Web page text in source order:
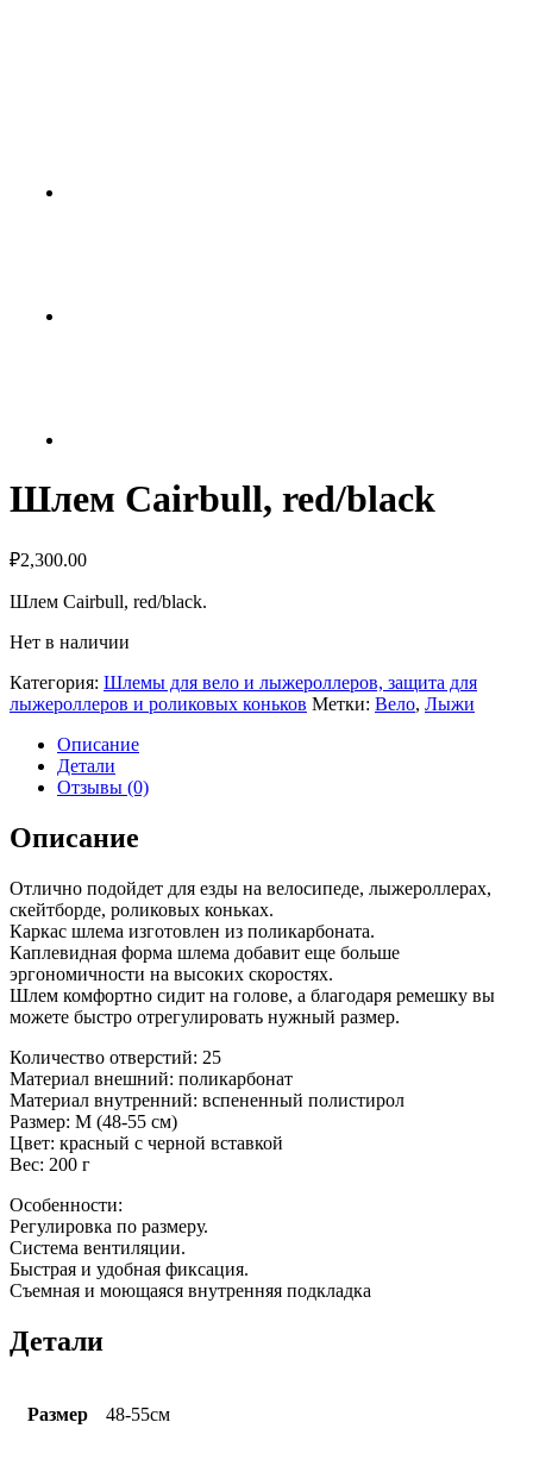
Шлем Cairbull, red/black
₽2,300.00
Шлем Cairbull, red/black.
Нет в наличии
Категория: Шлемы для вело и лыжероллеров, защита для
лыжероллеров и роликовых коньков Метки: Вело, Лыжи
Описание
Детали
Отзывы (0)
Описание
Отлично подойдет для езды на велосипеде, лыжероллерах,
скейтборде, роликовых коньках.
Каркас шлема изготовлен из поликарбоната.
Каплевидная форма шлема добавит еще больше
эргономичности на высоких скоростях.
Шлем комфортно сидит на голове, а благодаря ремешку вы
можете быстро отрегулировать нужный размер.
Количество отверстий: 25
Материал внешний: поликарбонат
Материал внутренний: вспененный полистирол
Размер: M (48-55 см)
Цвет: красный с черной вставкой
Вес: 200 г
Особенности:
Регулировка по размеру.
Система вентиляции.
Быстрая и удобная фиксация.
Съемная и моющаяся внутренняя подкладка
Детали
Размер 48-55см